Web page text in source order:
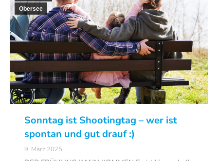
Obersee
Sonntag ist Shootingtag – wer ist
spontan und gut drauf :)
9. März 2025